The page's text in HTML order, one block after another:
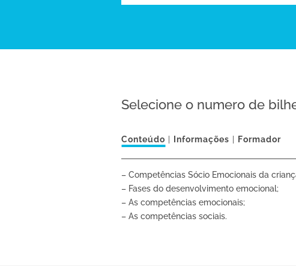
Selecione o numero de
Conteúdo Informações Formador
– Competências Sócio Emocionais da
– Fases do desenvolvimento emocional;
– As competências emocionais;
– As competências sociais.